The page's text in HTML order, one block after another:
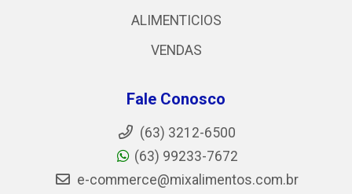
ALIMENTICIOS
VENDAS
Fale Conosco
(63) 3212-6500
(63) 99233-7672
e-commerce@mixalimentos.com.br